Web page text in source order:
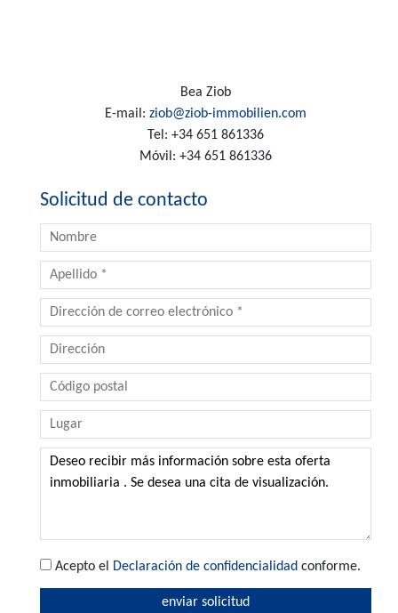
Bea Ziob
E-mail: ziob@ziob-immobilien.com
Tel: +34 651 861336
Móvil: +34 651 861336
Solicitud de contacto
Acepto el Declaración de confidencialidad conforme.